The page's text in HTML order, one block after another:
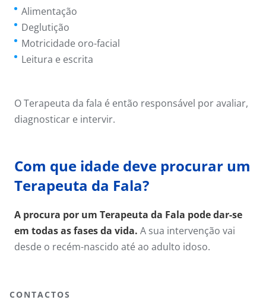
Alimentação
Deglutição
Motricidade oro-facial
Leitura e escrita
O Terapeuta da fala é então responsável por avaliar,
diagnosticar e intervir.
Com que idade deve procurar um
Terapeuta da Fala?
A procura por um Terapeuta da Fala pode dar-se
em todas as fases da vida. A sua intervenção vai
desde o recém-nascido até ao adulto idoso.
CONTACTOS